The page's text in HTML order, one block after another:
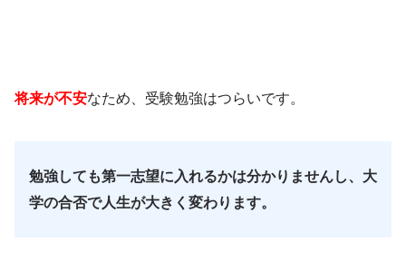
将来が不安なため、受験勉強はつらいです。
勉強しても第一志望に入れるかは分かりませんし、大
学の合否で人生が大きく変わります。